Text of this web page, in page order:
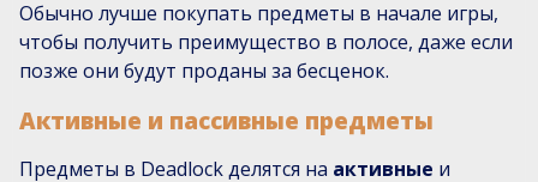
Обычно лучше покупать предметы в начале игры,
чтобы получить преимущество в полосе, даже если
позже они будут проданы за бесценок.
Активные и пассивные предметы
Предметы в Deadlock делятся на активные и